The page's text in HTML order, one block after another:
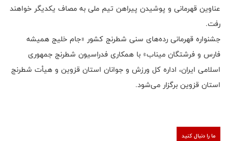
عناوین قهرمانی و پوشیدن پیراهن تیم ملی به مصاف یکدیگر خواهند
رفت.
جشنواره قهرمانی رده‌های سنی شطرنج کشور «جام خلیج همیشه
فارس و فرشتگان میناب» با همکاری فدراسیون شطرنج جمهوری
اسلامی ایران، اداره کل ورزش و جوانان استان قزوین و هیأت شطرنج
استان قزوین برگزار می‌شود.
ما را دنبال کنید